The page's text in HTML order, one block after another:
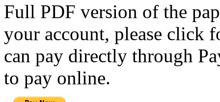
Full PDF version of the
your account, please click
can pay directly through
to pay online.